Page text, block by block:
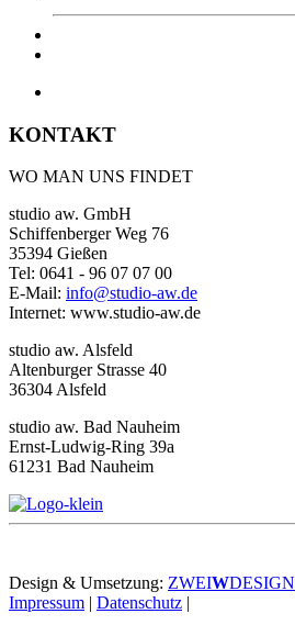
KONTAKT
WO MAN UNS FINDET
studio aw. GmbH
Schiffenberger Weg 76
35394 Gießen
Tel: 0641 - 96 07 07 00
E-Mail: info@studio-aw.de
Internet: www.studio-aw.de
studio aw. Alsfeld
Altenburger Strasse 40
36304 Alsfeld
studio aw. Bad Nauheim
Ernst-Ludwig-Ring 39a
61231 Bad Nauheim
Design & Umsetzung: ZWEIWDESIGN
Impressum | Datenschutz |